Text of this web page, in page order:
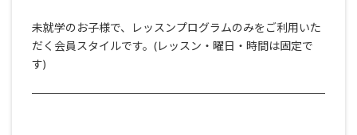
未就学のお子様で、レッスンプログラムのみをご利用いた
だく会員スタイルです。(レッスン・曜日・時間は固定で
す)